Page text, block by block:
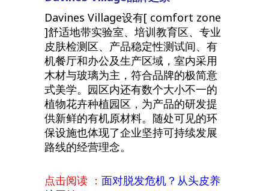
及对于生态环境的可持续性。
Davines Village品牌之家
Davines Village设有[ comfort zone
]舒适地带实验室、培训教育区、专业
皮肤检测区、产品稳定性测试间、有
机餐厅和办公及生产区域，室内采用
木材与玻璃为主，符合品牌的极简意
式美学。园区内还有数个大小不一的
植物花卉种植园区，为产品的研发提
保设施也体现了企业坚持可持续发展